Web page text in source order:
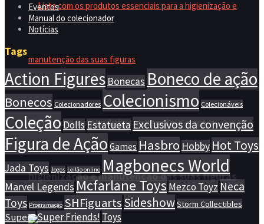
Lista com os produtos essenciais para a
higienização e manutenção das suas figuras
Eventos
Manual do colecionador
Notícias
Tags
Action Figures Bonecas Boneco de ação
Bonecos Colecionadores Colecionismo Colecionáveis
Coleção Dolls Estatueta Exclusivos da convenção
Figura de Ação Games Hasbro Hobby Hot Toys
Jada Toys Jogos Leilão online Magbonecs World
Marvel Legends Mcfarlane Toys Mezco Toyz Neca
Toys Programação SHFiguartsSideshowStorm Collectibles
Super7Super Friends! Toys